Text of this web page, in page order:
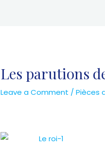
Les parutions
Leave a Comment /Pièces